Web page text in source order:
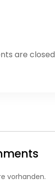
are closed
vorhanden.